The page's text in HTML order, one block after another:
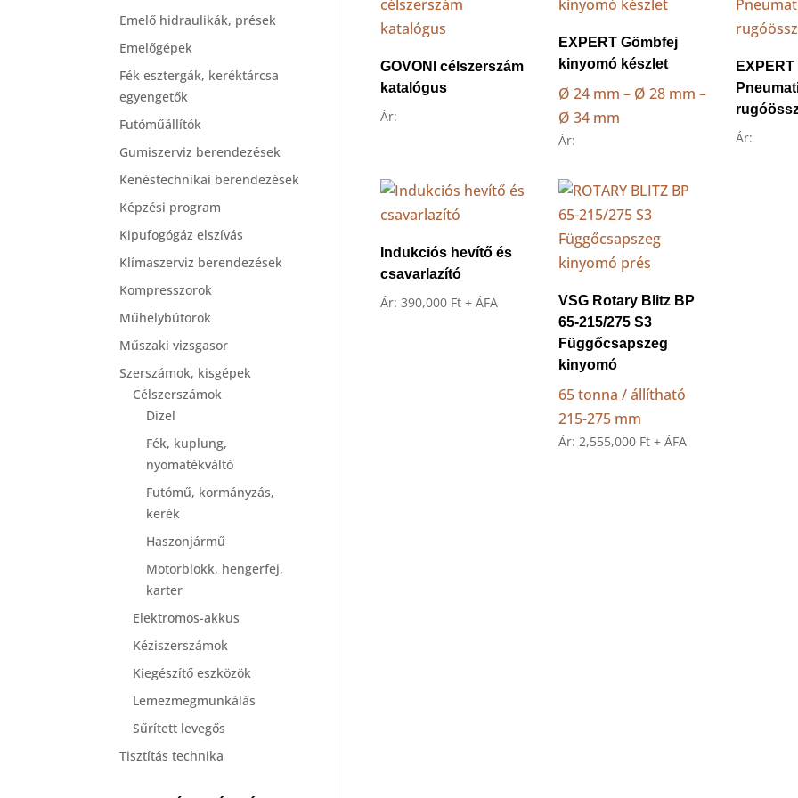
to
high
GOVONI célszerszám
katalógus
Ár:
EXPERT Gömbfej
kinyomó készlet
Ø 24 mm – Ø 28 mm –
Ø 34 mm
Ár:
EXPERT
Ár:
Indukciós hevítő és
csavarlazító
Ár:390,000 Ft + ÁFA
VSG Rotary Blitz BP
65-215/275 S3
Függőcsapszeg
kinyomó
65 tonna / állítható
215-275 mm
Ár: 2,555,000 Ft + ÁFA
Emelő hidraulikák, prések
Emelőgépek
Fék esztergák, keréktárcsa
egyengetők
Futóműállítók
Gumiszerviz berendezések
Kenéstechnikai berendezések
Képzési program
Kipufogógáz elszívás
Klímaszerviz berendezések
Kompresszorok
Műhelybútorok
Műszaki vizsgasor
Szerszámok, kisgépek
Célszerszámok
Dízel
Fék, kuplung,
nyomatékváltó
Futómű, kormányzás,
kerék
Haszonjármű
Motorblokk, hengerfej,
karter
Elektromos-akkus
Kéziszerszámok
Kiegészítő eszközök
Lemezmegmunkálás
Sűrített levegős
Tisztítás technika